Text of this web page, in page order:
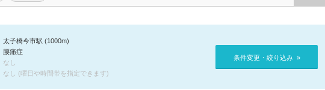
太子橋今市駅 (1000m)
腰痛症
なし
なし (曜日や時間帯を指定できます)
条件変更・絞り込み »